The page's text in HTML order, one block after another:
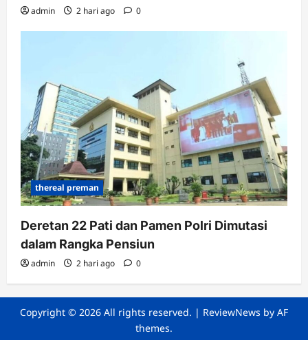
admin 2 hari ago 0
thereal preman
Deretan 22 Pati dan Pamen Polri Dimutasi
dalam Rangka Pensiun
admin 2 hari ago 0
Copyright © 2026 All rights reserved. | ReviewNews by AF
themes.